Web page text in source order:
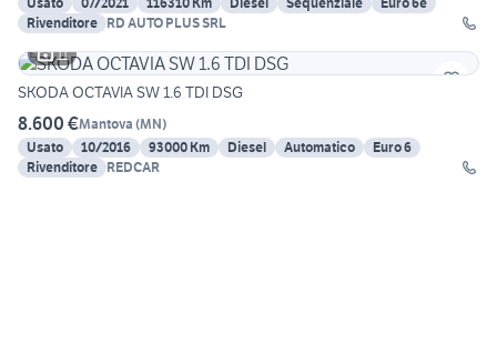
Rivenditore RD AUTO PLUS SRL
11
SKODA OCTAVIA SW 1.6 TDI DSG
8.600 €Mantova (MN)
Usato
10/2016 93000 Km Diesel Automatico
Euro 6
Rivenditore REDCAR